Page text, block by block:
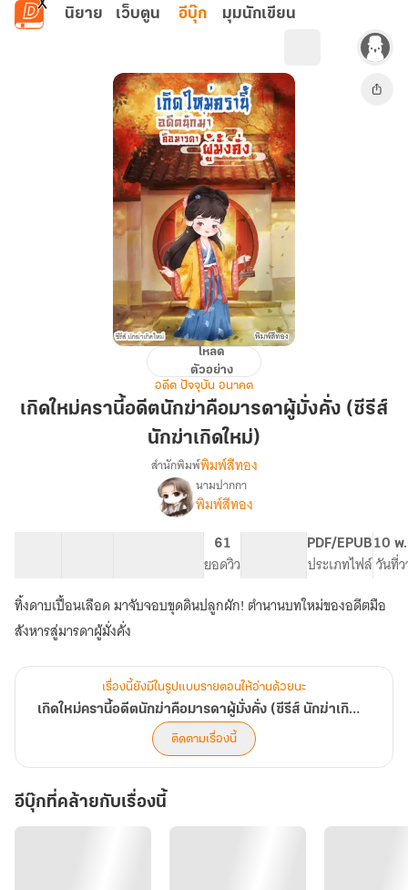
ข้ามไปยังเนื้อหาหลัก
นิยาย เว็บตูน อีบุ๊ก มุมนักเขียน
ครา
มารดา
มั่งคั่ง
(ซี
รีส์
นัก
ฆ่า
เกิด
ใหม่)
โหลด
ตัวอย่าง
อดีต ปัจจุบัน อนาคต
เกิดใหม่ครานี้อดีตนักฆ่าคือมารดาผู้มั่งคั่ง (ซีรีส์
นักฆ่าเกิดใหม่)
เรื่อง
เกิด
ใหม่
ครา
นี้
อดีต
นัก
ฆ่า
ผู้
มั่งคั่ง
(ซี
รีส์
นัก
ฆ่า
สำนักพิมพ์พิมพ์สีทอง
นามปากกา
พิมพ์สีทอง
61
ยอดวิว
PDF/EPUB
ประเภทไฟล์
10 พ
วันที่
ทิ้งดาบเปื้อนเลือด มาจับจอบขุดดินปลูกผัก! ตำนานบทใหม่ของอดีตมือ
สังหารสู่มารดาผู้มั่งคั่ง
เรื่องนี้ยังมีในรูปแบบรายตอนให้อ่านด้วยนะ
เกิดใหม่ครานี้อดีตนักฆ่าคือมารดาผู้มั่งคั่ง (ซีรีส์ นักฆ่าเกิดใหม่)
ติดตามเรื่องนี้
อีบุ๊กที่คล้ายกับเรื่องนี้